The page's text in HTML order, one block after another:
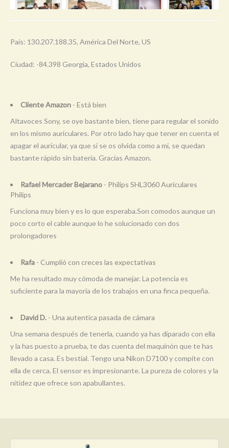
País: 130.207.188.35, América Del Norte, US
Ciudad: -84.398 Georgia, Estados Unidos
Cliente Amazon - Está bien
Altavoces Sony, se oye bastante bien, tiene para regular el sonido
en los mismo auriculares. Por otro lado hay que tener en cuenta el
apagar el auricular, ya que si se os olvida como a mi, se quedan
bastante rápido sin bateria. Gracias Amazon.
Rafael Mercader Bejarano - Philips SHL3060 Auriculares
Philips
Funciona muy bien y es lo que esperaba.Son comodos aunque un
poco corto el cable aunque lo he solucionado con dos
prolongadores
Rafa - Cumplió con creces las expectativas
Me ha resultado muy cómoda de manejar. La potencia es
suficiente para la mayoría de los trabajos en una finca pequeña.
David D. - Una autentica pasada de cámara
Una semana después de tenerla, cuando ya has diparado con ella
y la has puesto a prueba, te das cuenta del maquinón que te has
llevado a casa. Es bestial. Tengo una Nikon D7100 y compite con
ella de cerca. El sensor es impresionante. La pureza de colores y la
nitidez que ofrece son apabullantes.